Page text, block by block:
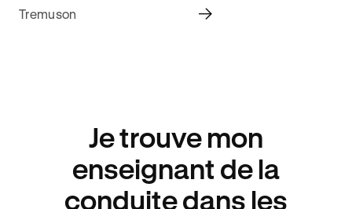
Tremuson
Je trouve mon
enseignant de la
conduite dans les